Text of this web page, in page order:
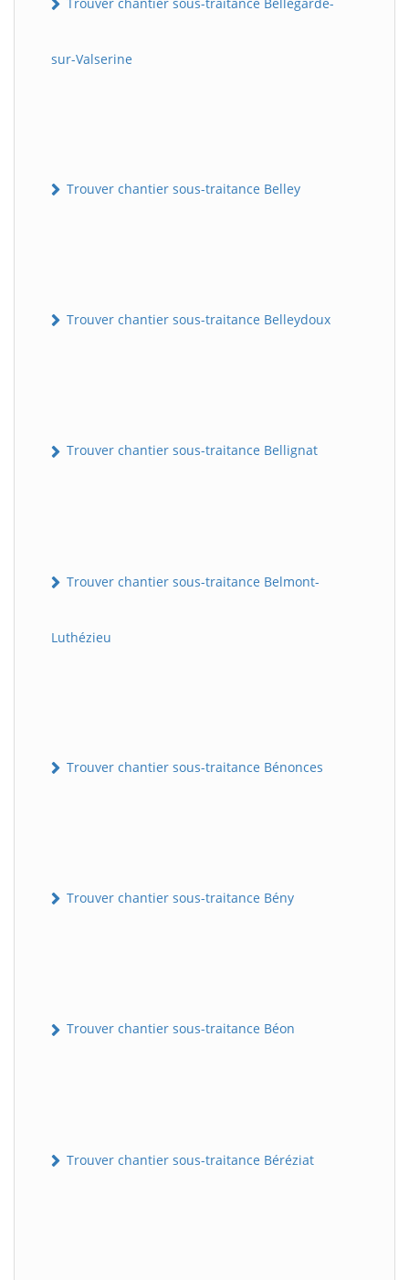
sur-Valserine
Trouver chantier sous-traitance Belley
Trouver chantier sous-traitance Belleydoux
Trouver chantier sous-traitance Bellignat
Trouver chantier sous-traitance Belmont-
Luthézieu
Trouver chantier sous-traitance Bénonces
Trouver chantier sous-traitance Bény
Trouver chantier sous-traitance Béon
Trouver chantier sous-traitance Béréziat